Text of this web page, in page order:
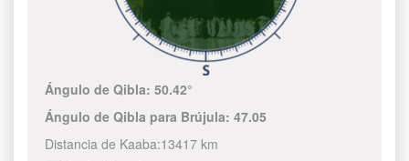
Ángulo de Qibla:50.42°
Ángulo de Qibla para Brújula:47.05
Distancia de Kaaba:13417 km